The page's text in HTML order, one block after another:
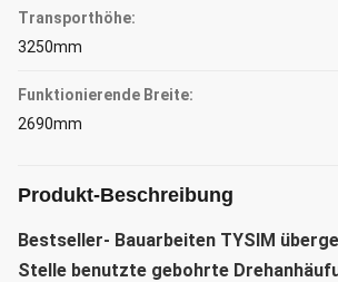
Transporthöhe:
3250mm
Funktionierende Breite:
2690mm
Produkt-Beschreibung
Bestseller- Bauarbeiten TYSIM
Stelle benutzte gebohrte